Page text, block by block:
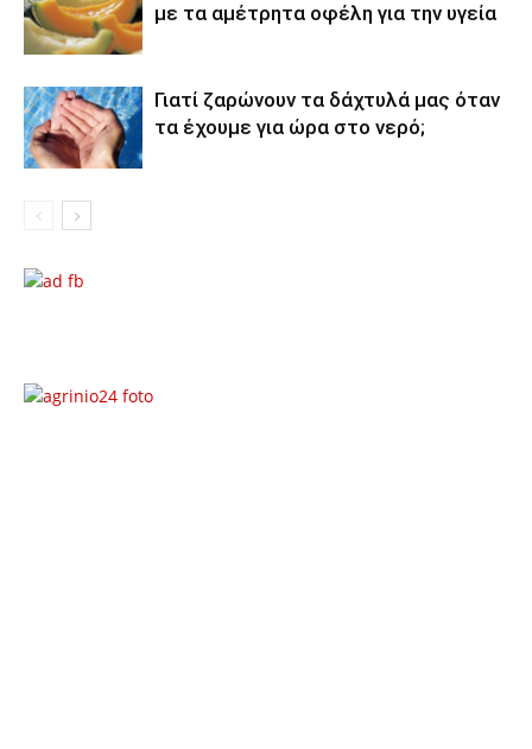
με τα αμέτρητα οφέλη για την υγεία
Γιατί ζαρώνουν τα δάχτυλά μας όταν
τα έχουμε για ώρα στο νερό;